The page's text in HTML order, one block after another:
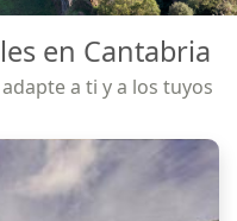
en Cantabria
a ti y a los tuyos